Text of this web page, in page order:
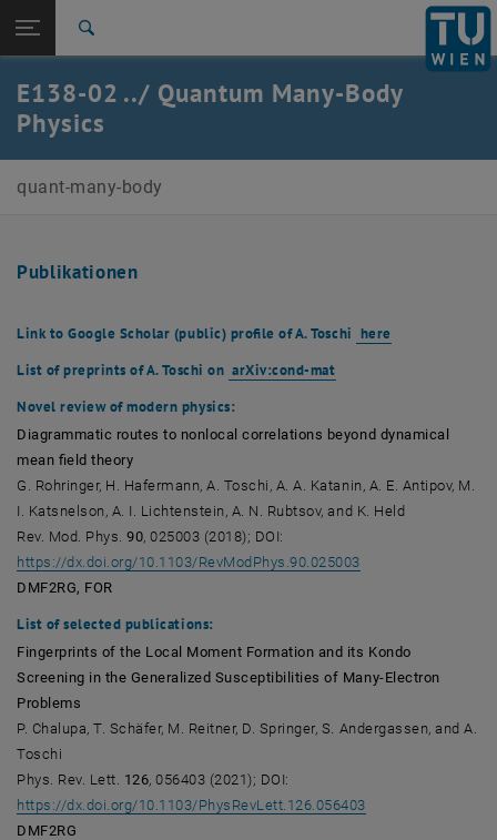
TU Login
Quicklinks
Quicklinks-Menü umschalten
Studium
International
Karriere
Zur 1. Menü Ebene
Quantum Many-Body Physics
Zurück: Subseiten von Quantum Many-Body Physics auflisten
Zurück zur letzten Ebene:
Quantum Many-Body Physics
E138-02 ../ Quantum Many-Body
Physics
quant-many-body
Publikationen
Link toGoogle Scholar (public) profile of A. Toschi here
List of preprints of A. Toschi on arXiv:cond-mat, öffnet eine externe
Novelreview of modern physics:
Diagrammatic routes to nonlocal correlations beyond dynamical
mean field theory
G. Rohringer, H. Hafermann, A. Toschi, A. A. Katanin, A. E. Antipov, M.
I. Katsnelson, A. I. Lichtenstein, A. N. Rubtsov, and K. Held
Rev. Mod. Phys.90, 025003 (2018); DOI:
https://dx.doi.org/10.1103/RevModPhys.90.025003, öffnet eine
DMF2RG, FOR
List ofselected publications:
Fingerprints of the Local Moment Formation and its Kondo
Screening in the Generalized Susceptibilities of Many-Electron
Problems
P. Chalupa, T. Schäfer, M. Reitner, D. Springer, S. Andergassen, and A.
Toschi
Phys. Rev. Lett. 126, 056403 (2021); DOI:
https://dx.doi.org/10.1103/PhysRevLett.126.056403
DMF2RG